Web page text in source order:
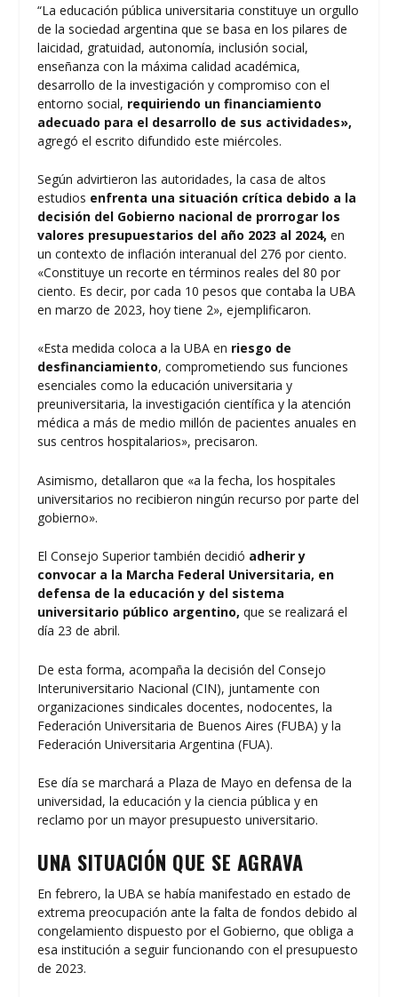
“La educación pública universitaria constituye un orgullo
de la sociedad argentina que se basa en los pilares de
laicidad, gratuidad, autonomía, inclusión social,
enseñanza con la máxima calidad académica,
desarrollo de la investigación y compromiso con el
entorno social, requiriendo un financiamiento
adecuado para el desarrollo de sus actividades»,
agregó el escrito difundido este miércoles.
Según advirtieron las autoridades, la casa de altos
estudios enfrenta una situación crítica debido a la
decisión del Gobierno nacional de prorrogar los
valores presupuestarios del año 2023 al 2024, en
un contexto de inflación interanual del 276 por ciento.
«Constituye un recorte en términos reales del 80 por
ciento. Es decir, por cada 10 pesos que contaba la UBA
en marzo de 2023, hoy tiene 2», ejemplificaron.
«Esta medida coloca a la UBA en riesgo de
desfinanciamiento, comprometiendo sus funciones
esenciales como la educación universitaria y
preuniversitaria, la investigación científica y la atención
médica a más de medio millón de pacientes anuales en
sus centros hospitalarios», precisaron.
Asimismo, detallaron que «a la fecha, los hospitales
universitarios no recibieron ningún recurso por parte del
gobierno».
El Consejo Superior también decidió adherir y
convocar a la Marcha Federal Universitaria, en
defensa de la educación y del sistema
universitario público argentino, que se realizará el
día 23 de abril.
De esta forma, acompaña la decisión del Consejo
Interuniversitario Nacional (CIN), juntamente con
organizaciones sindicales docentes, nodocentes, la
Federación Universitaria de Buenos Aires (FUBA) y la
Federación Universitaria Argentina (FUA).
Ese día se marchará a Plaza de Mayo en defensa de la
universidad, la educación y la ciencia pública y en
reclamo por un mayor presupuesto universitario.
UNA SITUACIÓN QUE SE AGRAVA
En febrero, la UBA se había manifestado en estado de
extrema preocupación ante la falta de fondos debido al
congelamientodispuesto por el Gobierno, que obliga a
esa institución a seguir funcionando con el presupuesto
de 2023.